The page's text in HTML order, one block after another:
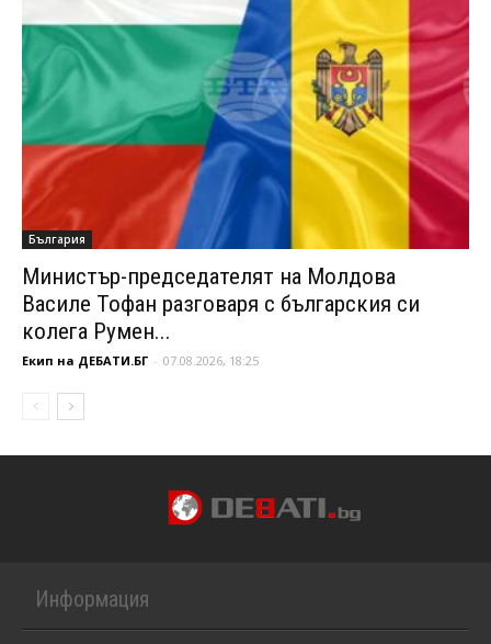
България
Министър-председателят на Молдова
Василе Тофан разговаря с българския си
колега Румен...
Екип на ДЕБАТИ.БГ - 07.08.2026, 18:25
Информация